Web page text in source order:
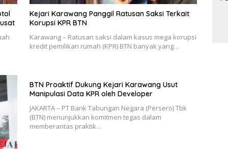
Kejari Karawang Panggil Ratusan Saksi Terkait
Korupsi KPR BTN
Karawang – Ratusan saksi dalam kasus mega korupsi
kredit pemilikan rumah (KPR) BTN banyak yang…
BTN Proaktif Dukung Kejari Karawang Usut
Manipulasi Data KPR oleh Developer
JAKARTA – PT Bank Tabungan Negara (Persero) Tbk
(BTN) menunjukkan komitmen tegas dalam
memberantas praktik…